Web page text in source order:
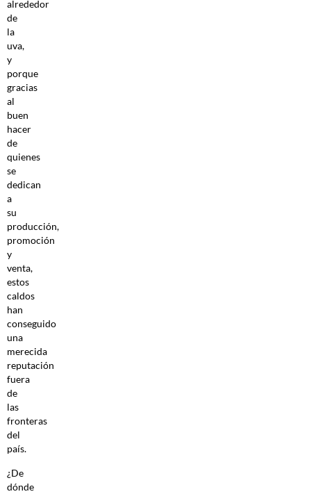
alrededor
de
la
uva,
y
porque
gracias
al
buen
hacer
de
quienes
se
dedican
a
su
producción,
promoción
y
venta,
estos
caldos
han
conseguido
una
merecida
reputación
fuera
de
las
fronteras
del
país.
¿De
dónde